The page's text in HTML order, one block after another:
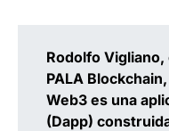
Rodolfo
PALA
Web3 es una
(Dapp)